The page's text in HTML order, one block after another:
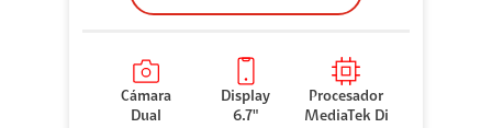
Cámara
Dual
Display
6.7"
Procesador
MediaTek Di